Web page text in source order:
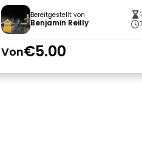
Bereitgestellt von
Benjamin Reilly
Von€5.00